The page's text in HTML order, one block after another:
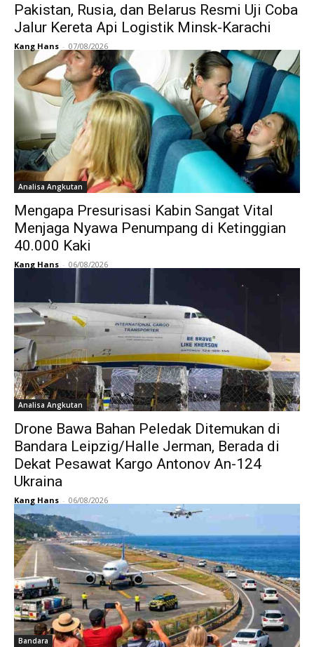
Pakistan, Rusia, dan Belarus Resmi Uji Coba
Jalur Kereta Api Logistik Minsk-Karachi
Kang Hans - 07/08/2026
Analisa Angkutan
Mengapa Presurisasi Kabin Sangat Vital
Menjaga Nyawa Penumpang di Ketinggian
40.000 Kaki
Kang Hans - 06/08/2026
Analisa Angkutan
Drone Bawa Bahan Peledak Ditemukan di
Bandara Leipzig/Halle Jerman, Berada di
Dekat Pesawat Kargo Antonov An-124
Ukraina
Kang Hans - 06/08/2026
Bandara